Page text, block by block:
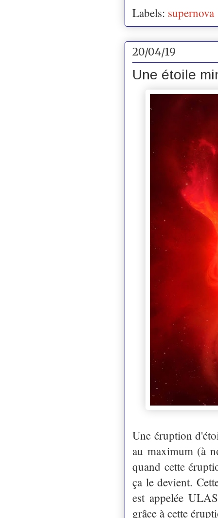
Labels: supernova
20/04/19
Une étoile
Une éruption
au maximum (à
quand cette
ça le devient.
est appelée
grâce à cette